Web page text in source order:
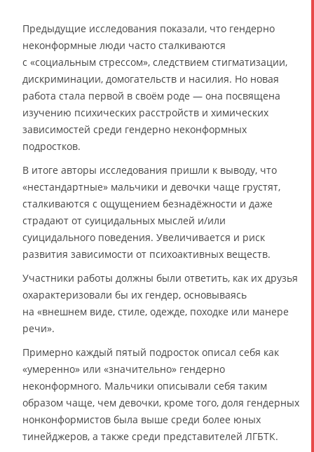
Предыдущие исследования показали, что гендерно
неконформные люди часто сталкиваются
с «социальным стрессом», следствием стигматизации,
дискриминации, домогательств и насилия. Но новая
работа стала первой в своём роде — она посвящена
изучению психических расстройств и химических
зависимостей среди гендерно неконформных
подростков.
В итоге авторы исследования пришли к выводу, что
«нестандартные» мальчики и девочки чаще грустят,
сталкиваются с ощущением безнадёжности и даже
страдают от суицидальных мыслей и/или
суицидального поведения. Увеличивается и риск
развития зависимости от психоактивных веществ.
Участники работы должны были ответить, как их друзья
охарактеризовали бы их гендер, основываясь
на «внешнем виде, стиле, одежде, походке или манере
речи».
Примерно каждый пятый подросток описал себя как
«умеренно» или «значительно» гендерно
неконформного. Мальчики описывали себя таким
образом чаще, чем девочки, кроме того, доля гендерных
нонконформистов была выше среди более юных
тинейджеров, а также среди представителей ЛГБТК.